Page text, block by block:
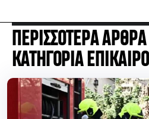
ΚΑΤΗΓΟΡΙΑ